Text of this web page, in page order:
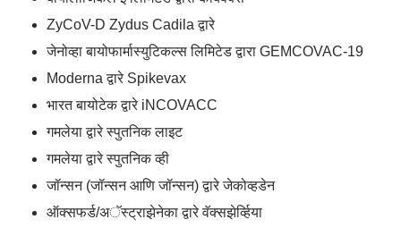
ZyCoV-D Zydus Cadila द्वारे
जेनोव्हा बायोफार्मास्युटिकल्स लिमिटेड द्वारा GEMCOVAC-19
Moderna द्वारे Spikevax
भारत बायोटेक द्वारे iNCOVACC
गमलेया द्वारे स्पुतनिक लाइट
गमलेया द्वारे स्पुतनिक व्ही
जॉन्सन (जॉन्सन आणि जॉन्सन) द्वारे जेकोव्हडेन
ऑक्सफर्ड/अॅस्ट्राझेनेका द्वारे वॅक्सझेर्व्हिया